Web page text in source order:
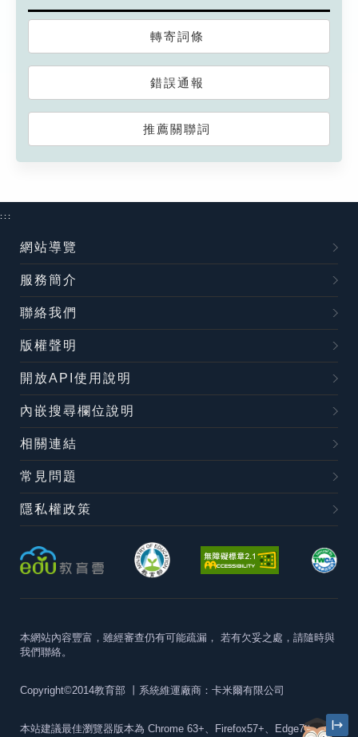
轉寄詞條
錯誤通報
推薦關聯詞
:::
網站導覽
服務簡介
聯絡我們
版權聲明
開放API使用說明
內嵌搜尋欄位說明
相關連結
常見問題
隱私權政策
本網站內容豐富，雖經審查仍有可能疏漏， 若有欠妥之處，請隨時與
我們聯絡。
Copyright©2014教育部 丨系統維運廠商：卡米爾有限公司
本站建議最佳瀏覽器版本為 Chrome 63+、Firefox57+、Edge79+及